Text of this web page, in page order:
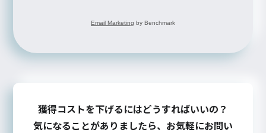
Email Marketing by Benchmark
獲得コストを下げるにはどうすればいいの？
気になることがありましたら、お気軽にお問い